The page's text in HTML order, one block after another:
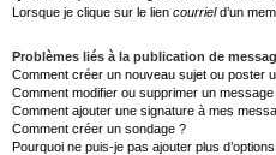
Lorsque je clique sur le lien courrield’un
Problèmes liés à la publication de
Comment créer un nouveau sujet ou poster
Comment modifier ou supprimer un message
Comment ajouter une signature à mes
Comment créer un sondage ?
Pourquoi ne puis-je pas ajouter plus